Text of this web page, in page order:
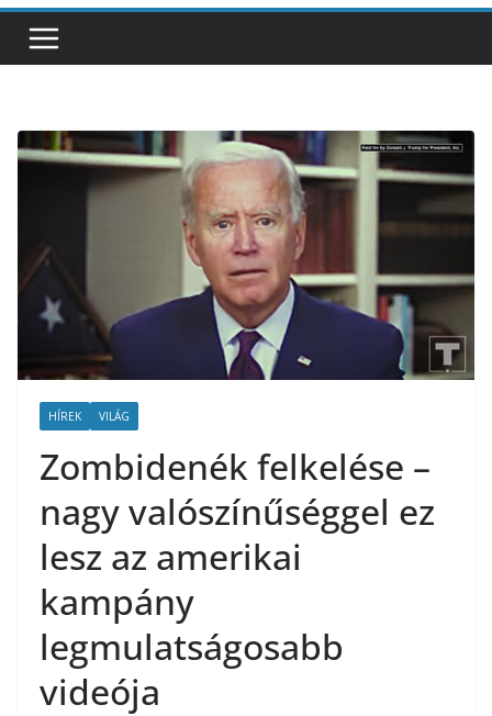
HÍREK VILÁG
Zombidenék felkelése –
nagy valószínűséggel ez
lesz az amerikai
kampány
legmulatságosabb
videója